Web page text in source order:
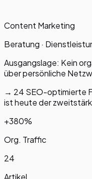
Content Marketing
Beratung ·
Ausgangslage: Kein
über persönliche
→ 24 SEO-optimierte
ist heute der
+380%
Org. Traffic
24
Artikel